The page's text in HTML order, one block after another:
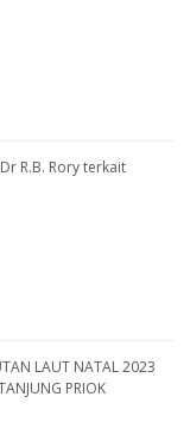
R.B. Rory terkait
LAUT NATAL 2023
PRIOK